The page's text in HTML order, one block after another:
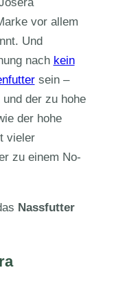
vor allem
Und
nach kein
sein –
der zu hohe
der hohe
vieler
zu einem No-
Nassfutter